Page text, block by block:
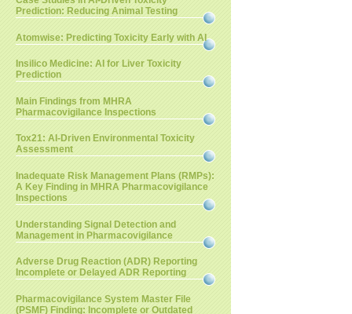
Prediction: Reducing Animal Testing
Atomwise: Predicting Toxicity Early with AI
Insilico Medicine: AI for Liver Toxicity
Prediction
Main Findings from MHRA
Pharmacovigilance Inspections
Tox21: AI-Driven Environmental Toxicity
Assessment
Inadequate Risk Management Plans (RMPs):
A Key Finding in MHRA Pharmacovigilance
Inspections
Understanding Signal Detection and
Management in Pharmacovigilance
Adverse Drug Reaction (ADR) Reporting
Incomplete or Delayed ADR Reporting
Pharmacovigilance System Master File
(PSMF) Finding: Incomplete or Outdated